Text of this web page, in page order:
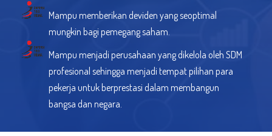
Mampu memberikan deviden yang seoptimal
mungkin bagi pemegang saham.
Mampu menjadi perusahaan yang dikelola oleh SDM
profesional sehingga menjadi tempat pilihan para
pekerja untuk berprestasi dalam membangun
bangsa dan negara.